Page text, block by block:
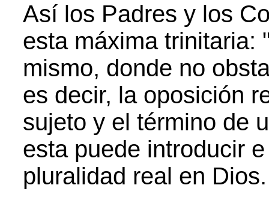
Así los Padres y los
esta máxima trinitaria:
mismo, donde no
es decir, la oposición
sujeto y el término de
esta puede introducir
pluralidad real en Dios.